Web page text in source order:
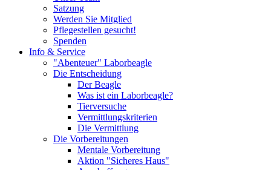
Satzung
Werden Sie Mitglied
Pflegestellen gesucht!
Spenden
Info & Service
"Abenteuer" Laborbeagle
Die Entscheidung
Der Beagle
Was ist ein Laborbeagle?
Tierversuche
Vermittlungskriterien
Die Vermittlung
Die Vorbereitungen
Mentale Vorbereitung
Aktion "Sicheres Haus"